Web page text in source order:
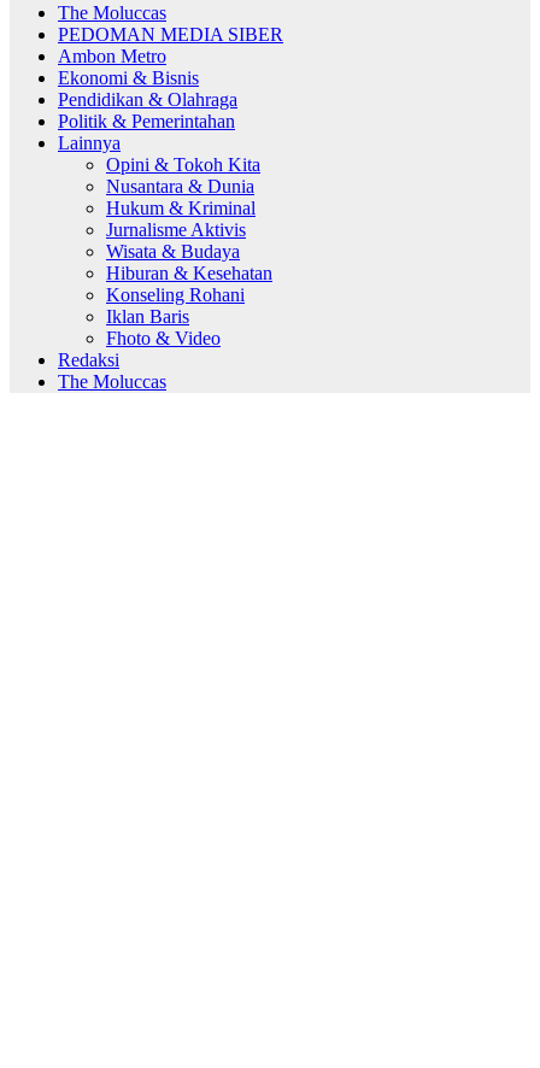
The Moluccas
PEDOMAN MEDIA SIBER
Ambon Metro
Ekonomi & Bisnis
Pendidikan & Olahraga
Politik & Pemerintahan
Lainnya
Opini & Tokoh Kita
Nusantara & Dunia
Hukum & Kriminal
Jurnalisme Aktivis
Wisata & Budaya
Hiburan & Kesehatan
Konseling Rohani
Iklan Baris
Fhoto & Video
Redaksi
The Moluccas